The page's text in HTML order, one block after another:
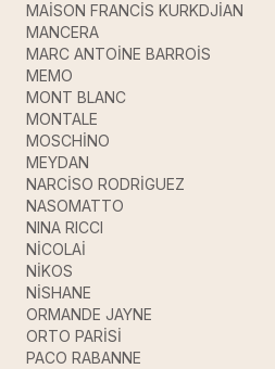
MAİSON FRANCİS KURKDJİAN
MANCERA
MARC ANTOİNE BARROİS
MEMO
MONT BLANC
MONTALE
MOSCHİNO
MEYDAN
NARCİSO RODRİGUEZ
NASOMATTO
NINA RICCI
NİCOLAİ
NİKOS
NİSHANE
ORMANDE JAYNE
ORTO PARİSİ
PACO RABANNE